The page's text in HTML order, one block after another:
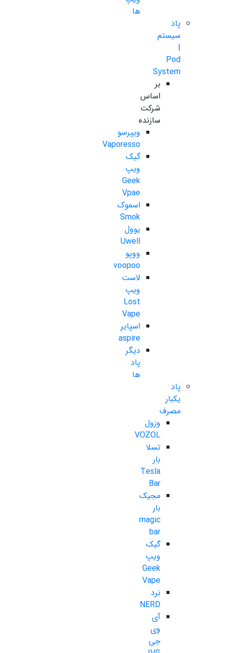
ها
پاد
سیستم
|
Pod
System
بر
اساس
شرکت
سازنده
ویپرسو
Vaporesso
گیک
ویپ
Geek
Vpae
اسموک
Smok
یوول
Uwell
ووپو
voopoo
لاست
ویپ
Lost
Vape
اسپایر
aspire
دیگر
پاد
ها
پاد
یکبار
مصرف
وزول
VOZOL
تسلا
بار
Tesla
Bar
مجیک
بار
magic
bar
گیک
ویپ
Geek
Vape
نِرد
NERD
آی
وی
جی